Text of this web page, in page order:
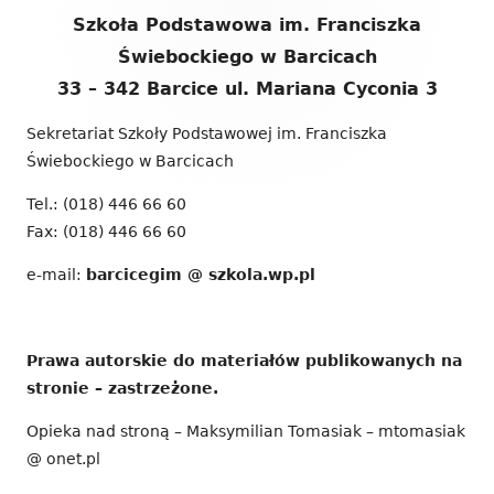
Zawartość
Szkoła Podstawowa im. Franciszka
Świebockiego w Barcicach
33 – 342 Barcice ul. Mariana Cyconia 3
Sekretariat Szkoły Podstawowej im. Franciszka
Świebockiego w Barcicach
Tel.: (018) 446 66 60
Fax: (018) 446 66 60
e-mail: barcicegim @ szkola.wp.pl
Prawa autorskie do materiałów publikowanych na
stronie – zastrzeżone.
Opieka nad stroną – Maksymilian Tomasiak – mtomasiak
@ onet.pl